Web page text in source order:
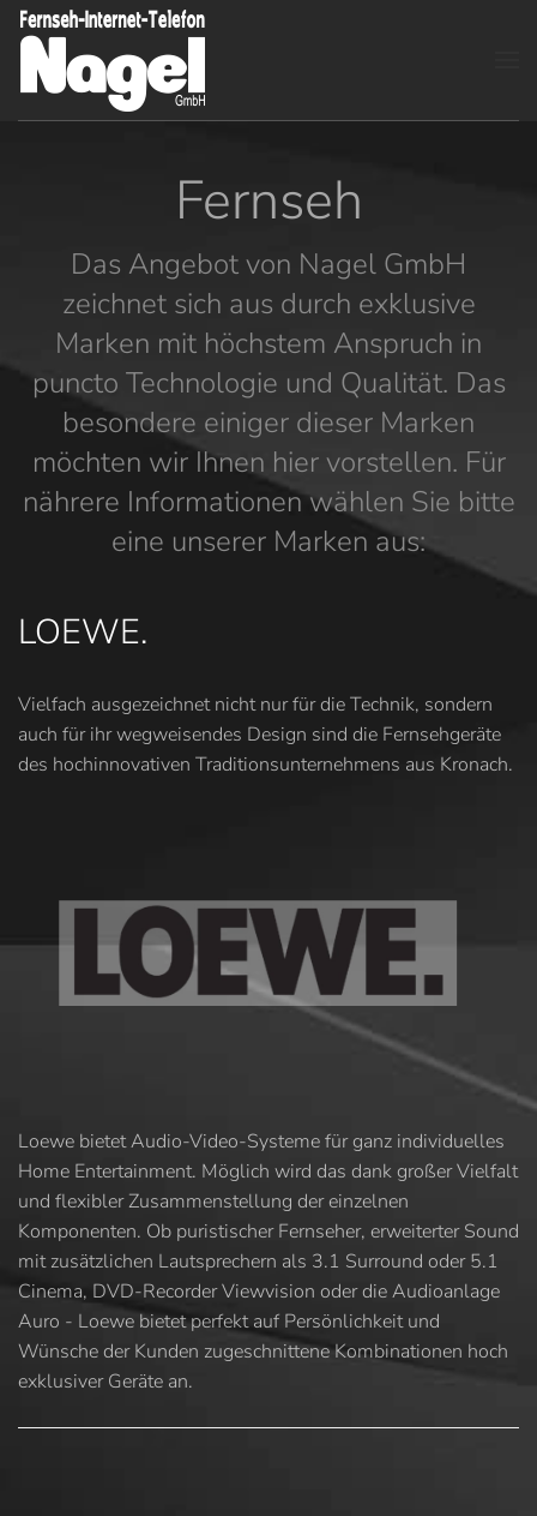
Zum Hauptinhalt springen
Fernseh
Das Angebot von Nagel GmbH
zeichnet sich aus durch exklusive
Marken mit höchstem Anspruch in
puncto Technologie und Qualität. Das
besondere einiger dieser Marken
möchten wir Ihnen hier vorstellen. Für
nährere Informationen wählen Sie bitte
eine unserer Marken aus:
LOEWE.
Vielfach ausgezeichnet nicht nur für die Technik, sondern
auch für ihr wegweisendes Design sind die Fernsehgeräte
des hochinnovativen Traditionsunternehmens aus Kronach.
Loewe bietet Audio-Video-Systeme für ganz individuelles
Home Entertainment. Möglich wird das dank großer Vielfalt
und flexibler Zusammenstellung der einzelnen
Komponenten. Ob puristischer Fernseher, erweiterter Sound
mit zusätzlichen Lautsprechern als 3.1 Surround oder 5.1
Cinema, DVD-Recorder Viewvision oder die Audioanlage
Auro - Loewe bietet perfekt auf Persönlichkeit und
Wünsche der Kunden zugeschnittene Kombinationen hoch
exklusiver Geräte an.